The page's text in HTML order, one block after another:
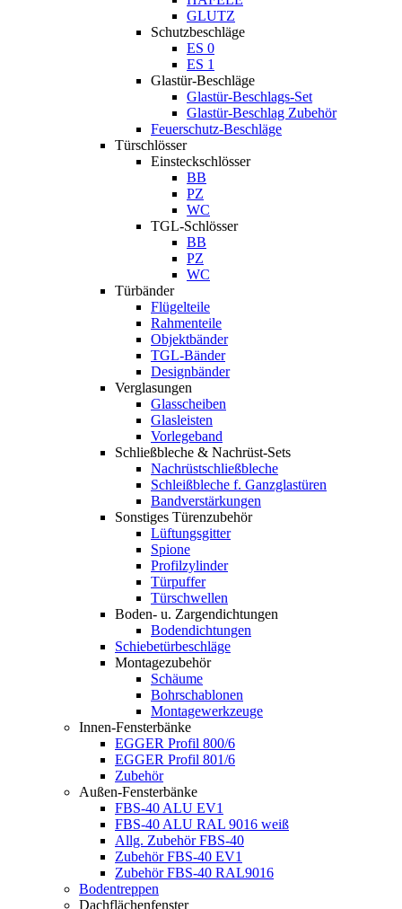
GLUTZ
Schutzbeschläge
ES 0
ES 1
Glastür-Beschläge
Glastür-Beschlags-Set
Glastür-Beschlag Zubehör
Feuerschutz-Beschläge
Türschlösser
Einsteckschlösser
BB
PZ
WC
TGL-Schlösser
BB
PZ
WC
Türbänder
Flügelteile
Rahmenteile
Objektbänder
TGL-Bänder
Designbänder
Verglasungen
Glasscheiben
Glasleisten
Vorlegeband
Schließbleche & Nachrüst-Sets
Nachrüstschließbleche
Schleißbleche f. Ganzglastüren
Bandverstärkungen
Sonstiges Türenzubehör
Lüftungsgitter
Spione
Profilzylinder
Türpuffer
Türschwellen
Boden- u. Zargendichtungen
Bodendichtungen
Schiebetürbeschläge
Montagezubehör
Schäume
Bohrschablonen
Montagewerkzeuge
Innen-Fensterbänke
EGGER Profil 800/6
EGGER Profil 801/6
Zubehör
Außen-Fensterbänke
FBS-40 ALU EV1
FBS-40 ALU RAL 9016 weiß
Allg. Zubehör FBS-40
Zubehör FBS-40 EV1
Zubehör FBS-40 RAL9016
Bodentreppen
Dachflächenfenster